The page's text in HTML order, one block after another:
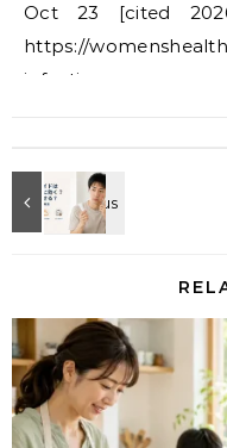
Oct 23 [cited
https://
infection